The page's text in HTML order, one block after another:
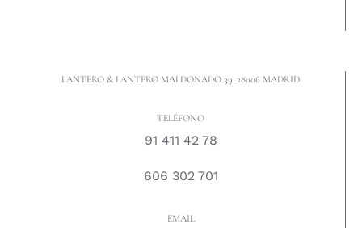
LANTERO & LANTERO MALDONADO 39. 28006 MADRID
TELÉFONO
91 411 42 78
606 302 701
EMAIL